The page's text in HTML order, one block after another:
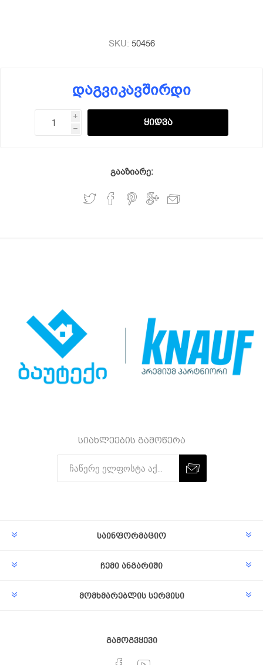
SKU: 50456
დაგვიკავშირდი
i
h
გააზიარე:
სიახლეების გამოწერა
საინფორმაციო
ჩემი ანგარიში
მომხმარებლის სერვისი
გამოგვყევი